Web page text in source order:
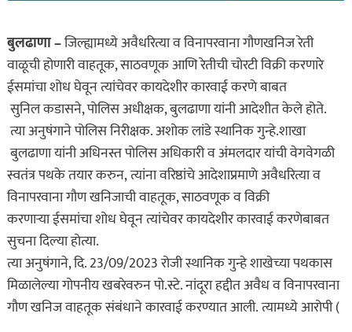
बुलढाणा –जिल्ह्यामध्ये अवैधरित्या व विनापरवाना गौणखनिज रेती
वाळूची होणारी वाहतूक, साठवणूक आणि रेतीची चोरटी विक्री करणारे
ईसमांचा शोध घेवून त्यांचेवर कायदेशीर कारवाई करणे बाबत
सुनिल कडासने, पोलिस अधीक्षक, बुलढाणा यांनी आदेशीत केले होते.
त्या अनुषंगाने पोलिस निरीक्षक. अशोक लांडे स्थानिक गुन्हे.शाखा
बुलढाणा यांनी अधिनस्त पोलिस अधिकारी व अंमलदार यांची वेगवेगळी
स्वतंत्र पथके तयार करुन, त्यांना वरिष्ठांचे आदेशाप्रमाणे अवैधरित्या व
विनापरवाना गौण खनिजाची वाहतूक, साठवणूक व विक्री
करणाऱ्या ईसमांचा शोध घेवून त्यांचेवर कायदेशीर कारवाई करणेबाबत
सुचना दिल्या होत्या.
त्या अनुषंगाने, दि. 23/09/2023 रोजी स्थानिक गुन्हे शाखेच्या पथकास
मिळालेल्या गोपनीय खबरेवरुन पो.स्टे. नांदूरा हद्दीत अवैध व विनापरवाना
गौण खनिज वाहतूक संबंधाने कारवाई करण्यात आली. त्यामध्ये आरोपी (